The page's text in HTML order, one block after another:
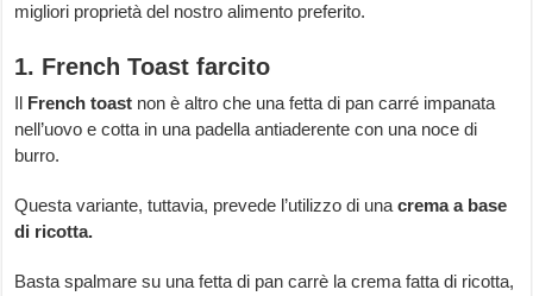
migliori proprietà del nostro alimento preferito.
1. French Toast farcito
Il French toast non è altro che una fetta di pan carré impanata
nell’uovo e cotta in una padella antiaderente con una noce di
burro.
Questa variante, tuttavia, prevede l’utilizzo di unacrema a base
di ricotta.
Basta spalmare su una fetta di pan carrè la crema fatta di ricotta,